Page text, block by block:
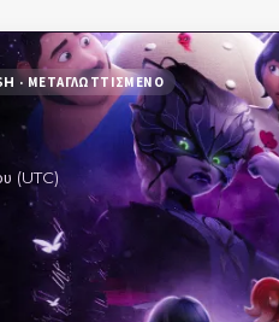
· ΜΕΤΑΓΛΩΤΤΙΣΜΈΝΟ
(UTC)